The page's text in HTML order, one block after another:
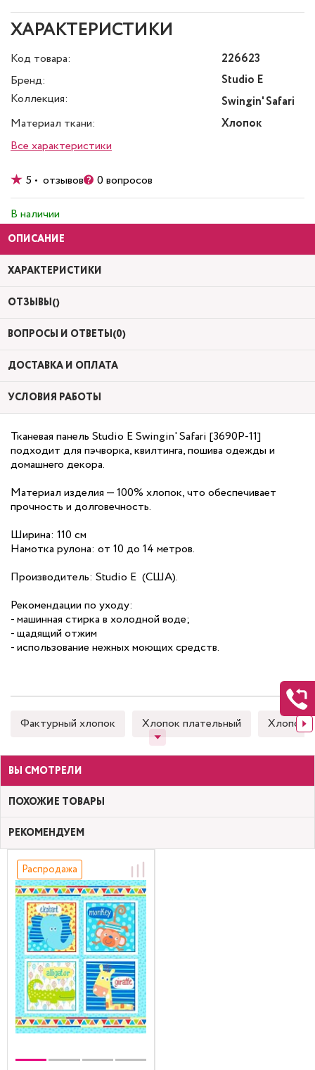
ХАРАКТЕРИСТИКИ
Код товара:
226623
Бренд:
Studio E
Коллекция:
Swingin' Safari
Материал ткани:
Хлопок
Все характеристики
5 • отзывов 0 вопросов
В наличии
ОПИСАНИЕ
ХАРАКТЕРИСТИКИ
ОТЗЫВЫ()
ВОПРОСЫ И ОТВЕТЫ(0)
ДОСТАВКА И ОПЛАТА
УСЛОВИЯ РАБОТЫ
Тканевая панель Studio E Swingin' Safari [3690P-11]
подходит для пэчворка, квилтинга, пошива одежды и
домашнего декора.
Материал изделия — 100% хлопок, что обеспечивает
прочность и долговечность.
Ширина: 110 см
Намотка рулона: от 10 до 14 метров.
Производитель: Studio E (США).
Рекомендации по уходу:
- машинная стирка в холодной воде;
- щадящий отжим
- использование нежных моющих средств.
Фактурный хлопок Хлопок плательный Хлопок
ВЫ СМОТРЕЛИ
ПОХОЖИЕ ТОВАРЫ
РЕКОМЕНДУЕМ
Распродажа